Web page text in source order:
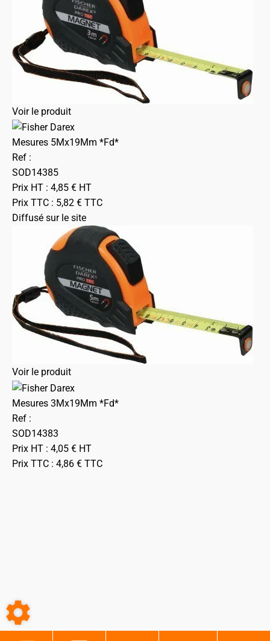
Voir le produit
Mesures 5Mx19Mm *Fd*
Ref :
SOD14385
Prix HT : 4,85 € HT
Prix TTC : 5,82 € TTC
Diffusé sur le site
Voir le produit
Mesures 3Mx19Mm *Fd*
Ref :
SOD14383
Prix HT : 4,05 € HT
Prix TTC : 4,86 € TTC